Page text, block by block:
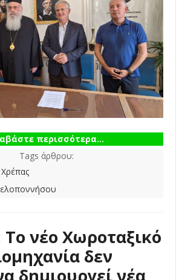
περισσότερα...
Tags άρθρου:
Το νέο Χωροταξικό
δεν
δημιουργεί νέα